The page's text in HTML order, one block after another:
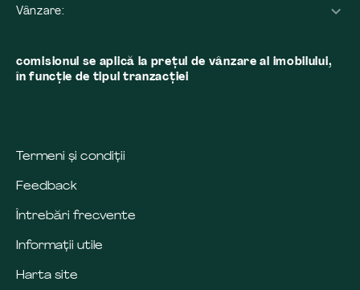
Vânzare:
comisionul se aplică la preţul de vânzare al imobilului,
în funcţie de tipul tranzacţiei
Termeni și condiții
Feedback
Întrebări frecvente
Informații utile
Harta site